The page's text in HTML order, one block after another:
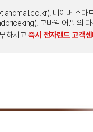
네이버 스마
모바일 어플 외 다
하시고 즉시 전자랜드 고객